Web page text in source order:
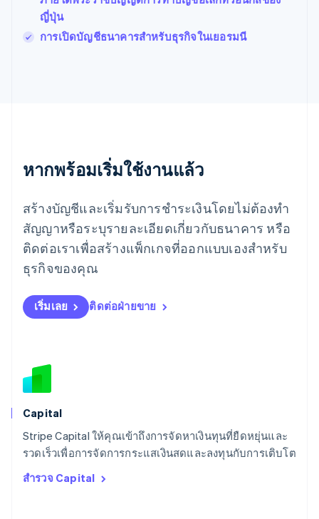
ญี่ปุ่น
การเปิดบัญชีธนาคารสำหรับธุรกิจในเยอรมนี
หากพร้อมเริ่มใช้งานแล้ว
สร้างบัญชีและเริ่มรับการชำระเงินโดยไม่ต้องทำ
สัญญาหรือระบุรายละเอียดเกี่ยวกับธนาคาร หรือ
ติดต่อเราเพื่อสร้างแพ็กเกจที่ออกแบบเองสำหรับ
ธุรกิจของคุณ
เริ่มเลย ติดต่อฝ่ายขาย
Capital
Stripe Capital ให้คุณเข้าถึงการจัดหาเงินทุนที่ยืดหยุ่นและ
รวดเร็วเพื่อการจัดการกระแสเงินสดและลงทุนกับการเติบโต
สำรวจ Capital
มอลตา
English
มาเลเซีย
简体中文
English
ลักเซมเบิร์ก
ลัตเวีย
English
ลิกเตนสไตน์
DeutschEnglish
ลิทัวเนีย
สเปน
EspañolEnglish
สโลวาเกีย
English
Deutsch
สวีเดน
สหรัฐอเมริกา
EnglishEspañol简体中文
English